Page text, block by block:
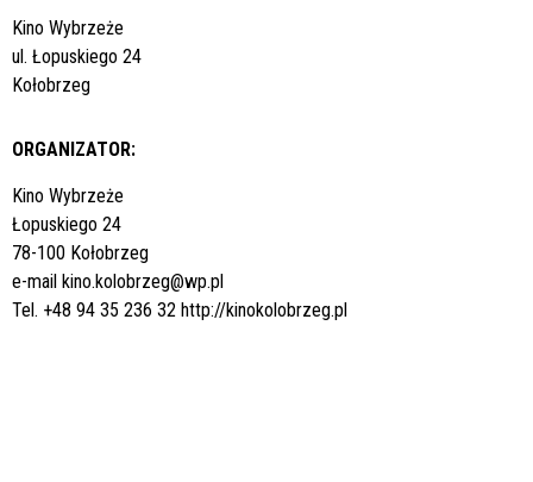
Kino Wybrzeże
ul. Łopuskiego 24
Kołobrzeg
ORGANIZATOR:
Kino Wybrzeże
Łopuskiego 24
78-100 Kołobrzeg
e-mail kino.kolobrzeg@wp.pl
Tel. +48 94 35 236 32 http://kinokolobrzeg.pl